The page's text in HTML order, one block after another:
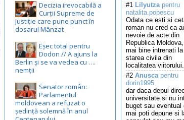
#1 Lilyutzapentru
natalita.popescu
Odata ce esti si
roman nu cred ca ai
nevoie de acte din
Republica Moldova,
mai bine intrenati la
starea civila din
localitatea
#2 Anuscapentru
dorin1995
dar daca depui
universitate si nu
buget sau eventual
mai poti depune si
Decizia irevocabilă a
Curții Supreme de
Justiție care pune punct în
dosarul Mânzat
Eșec total pentru
Dodon // A ajuns la
Berlin și se va vedea cu ….
nemții
Senator român:
Parlamentul
moldovean a refuzat o
ședință solemnă în anul